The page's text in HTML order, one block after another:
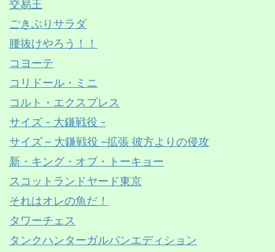
交易王
ごきぶりサラダ
腰抜けやろう！！
コヨーテ
コリドール・ミニ
コルト・エクスプレス
サイズ - 大鎌戦役 -
サイズ – 大鎌戦役 –拡張 彼方よりの侵攻
新・キング・オブ・トーキョー
スコットランドヤード東京
それはオレの魚だ！
タワーチェス
タンクハンターガルパンエディション